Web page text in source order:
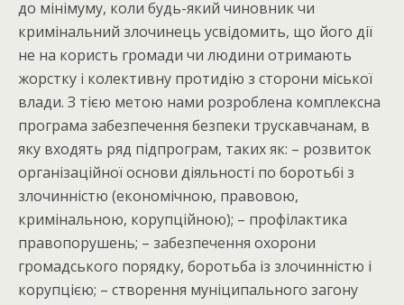
до мінімуму, коли будь-який чиновник чи
кримінальний злочинець усвідомить, що його дії
не на користь громади чи людини отримають
жорстку і колективну протидію з сторони міської
влади. З тією метою нами розроблена комплексна
програма забезпечення безпеки трускавчанам, в
яку входять ряд підпрограм, таких як: – розвиток
організаційної основи діяльності по боротьбі з
злочинністю (економічною, правовою,
кримінальною, корупційною); – профілактика
правопорушень; – забезпечення охорони
громадського порядку, боротьба із злочинністю і
корупцією; – створення муніципального загону